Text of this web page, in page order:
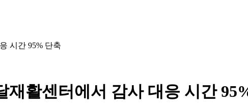
시간 95% 단축
재활센터에서 감사 대응 시간